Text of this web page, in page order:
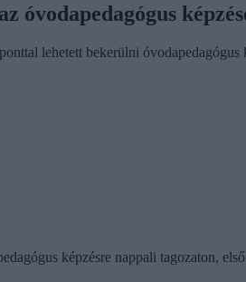
óvodapedagógus
lehetett bekerülni óvodapedagógus
képzésre nappali tagozaton,